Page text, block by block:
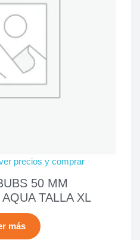
precios y comprar
50 MM
TALLA XL
más